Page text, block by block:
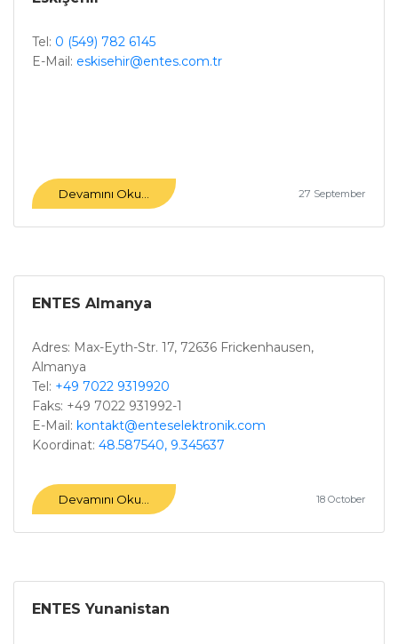
Tel: 0 (549) 782 6145
E-Mail: eskisehir@entes.com.tr
Devamını Oku... 27 September
ENTES Almanya
Adres: Max-Eyth-Str. 17, 72636 Frickenhausen,
Almanya
Tel: +49 7022 9319920
Faks: +49 7022 931992-1
E-Mail: kontakt@enteselektronik.com
Koordinat: 48.587540, 9.345637
Devamını Oku... 18 October
ENTES Yunanistan